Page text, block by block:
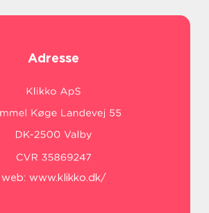
Adresse
web: www.klikko.dk/